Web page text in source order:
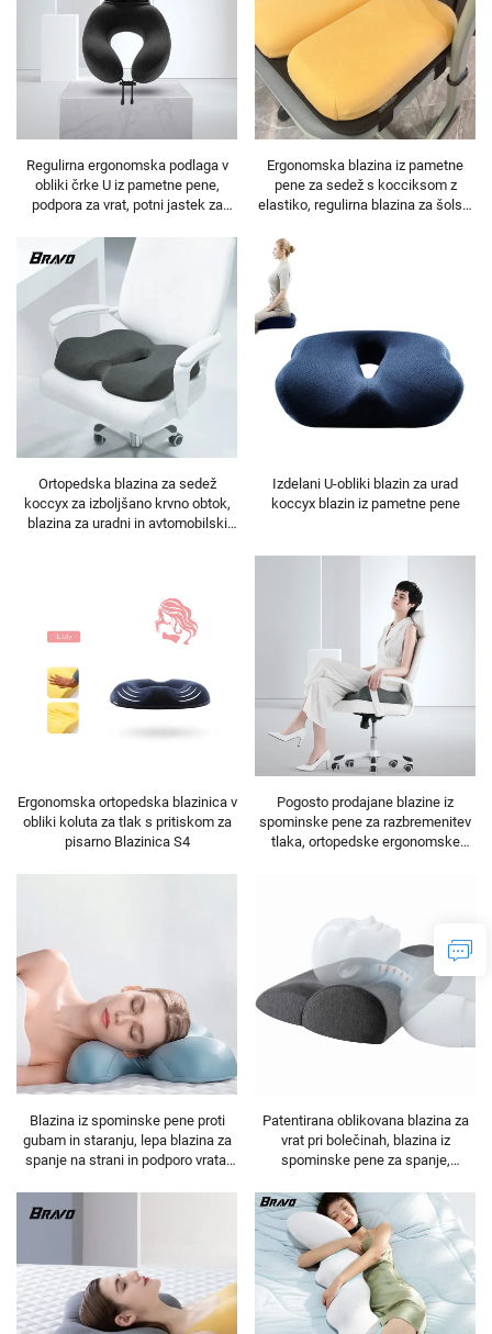
Regulirna ergonomska podlaga v
obliki črke U iz pametne pene,
podpora za vrat, potni jastek za
Ergonomska blazina iz pametne
pene za sedež s kocciksom z
elastiko, regulirna blazina za šolski
Ortopedska blazina za sedež
koccyx za izboljšano krvno obtok,
blazina za uradni in avtomobilski
Izdelani U-obliki blazin za urad
koccyx blazin iz pametne pene
Ergonomska ortopedska blazinica v
obliki koluta za tlak s pritiskom za
pisarno Blazinica S4
Pogosto prodajane blazine iz
spominske pene za razbremenitev
tlaka, ortopedske ergonomske
Blazina iz spominske pene proti
gubam in staranju, lepa blazina za
spanje na strani in podporo vrata,
Patentirana oblikovana blazina za
vrat pri bolečinah, blazina iz
spominske pene za spanje,
spominske pene H10